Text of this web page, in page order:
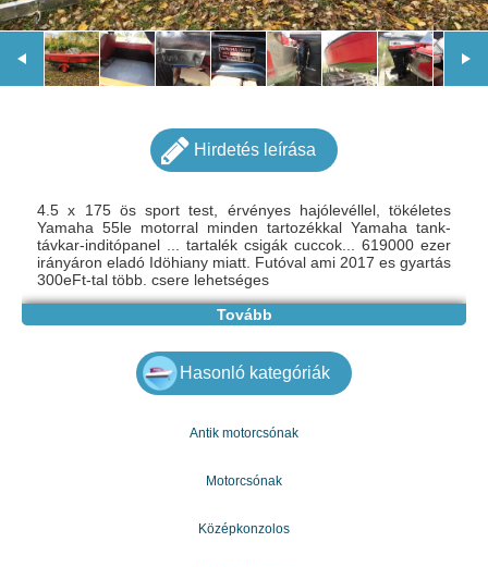
Hirdetés leírása
4.5 x 175 ös sport test, érvényes hajólevéllel, tökéletes
Yamaha 55le motorral minden tartozékkal Yamaha tank-
távkar-inditópanel ... tartalék csigák cuccok... 619000 ezer
irányáron eladó Idöhiany miatt. Futóval ami 2017 es gyartás
300eFt-tal több. csere lehetséges
Tovább
Hasonló kategóriák
Antik motorcsónak
Motorcsónak
Középkonzolos